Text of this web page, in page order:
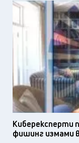
Киберексперти
фишинг измами